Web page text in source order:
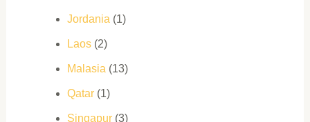
Jordania (1)
Laos(2)
Malasia (13)
Qatar(1)
Singapur(3)